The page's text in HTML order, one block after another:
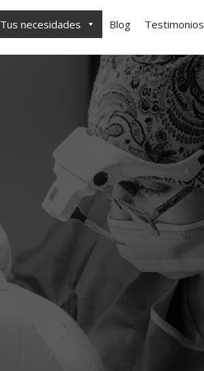
Tus necesidades Blog Testimonios